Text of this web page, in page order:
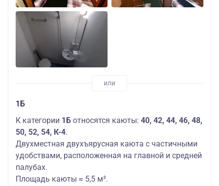
1Б
К категории 1Б относятся каюты: 40, 42, 44, 46, 48,
50, 52, 54, К-4.
Двухместная двухъярусная каюта с частичными
удобствами, расположенная на главной и средней
палубах.
Площадь каюты ≈ 5,5 м².